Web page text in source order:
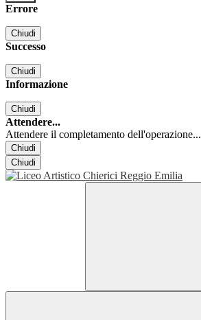
Errore
Chiudi
Successo
Chiudi
Informazione
Chiudi
Attendere...
Attendere il completamento dell'operazione...
Chiudi
Chiudi